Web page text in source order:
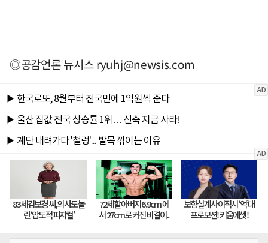
◎공감언론 뉴시스ryuhj@newsis.com